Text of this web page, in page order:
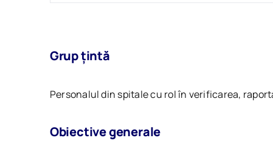
Grup țintă
Personalul din spitale cu rol în verificarea,
Obiective generale